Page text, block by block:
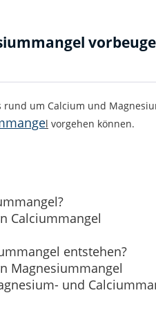
rund um Calcium und
l vorgehen können.
Calciummangel
entstehen?
Magnesiummangel
und